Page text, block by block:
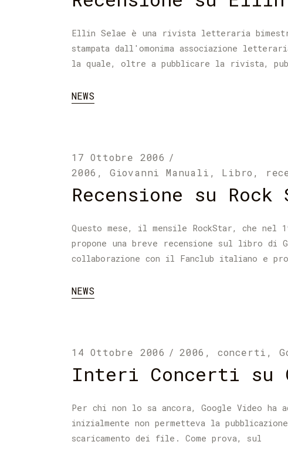
Ellin Selae è una rivista letteraria
stampata dall'omonima associazione
la quale, oltre a pubblicare la rivista,
NEWS
17 Ottobre 2006
2006 , Giovanni Manuali , Libro ,
Recensione su Rock
Questo mese, il mensile RockStar, che
propone una breve recensione sul libro di
collaborazione con il Fanclub italiano e
NEWS
14 Ottobre 2006 2006 , concerti ,
Interi Concerti su
Per chi non lo sa ancora, Google Video ha
inizialmente non permetteva la
scaricamento dei file. Come prova, sul